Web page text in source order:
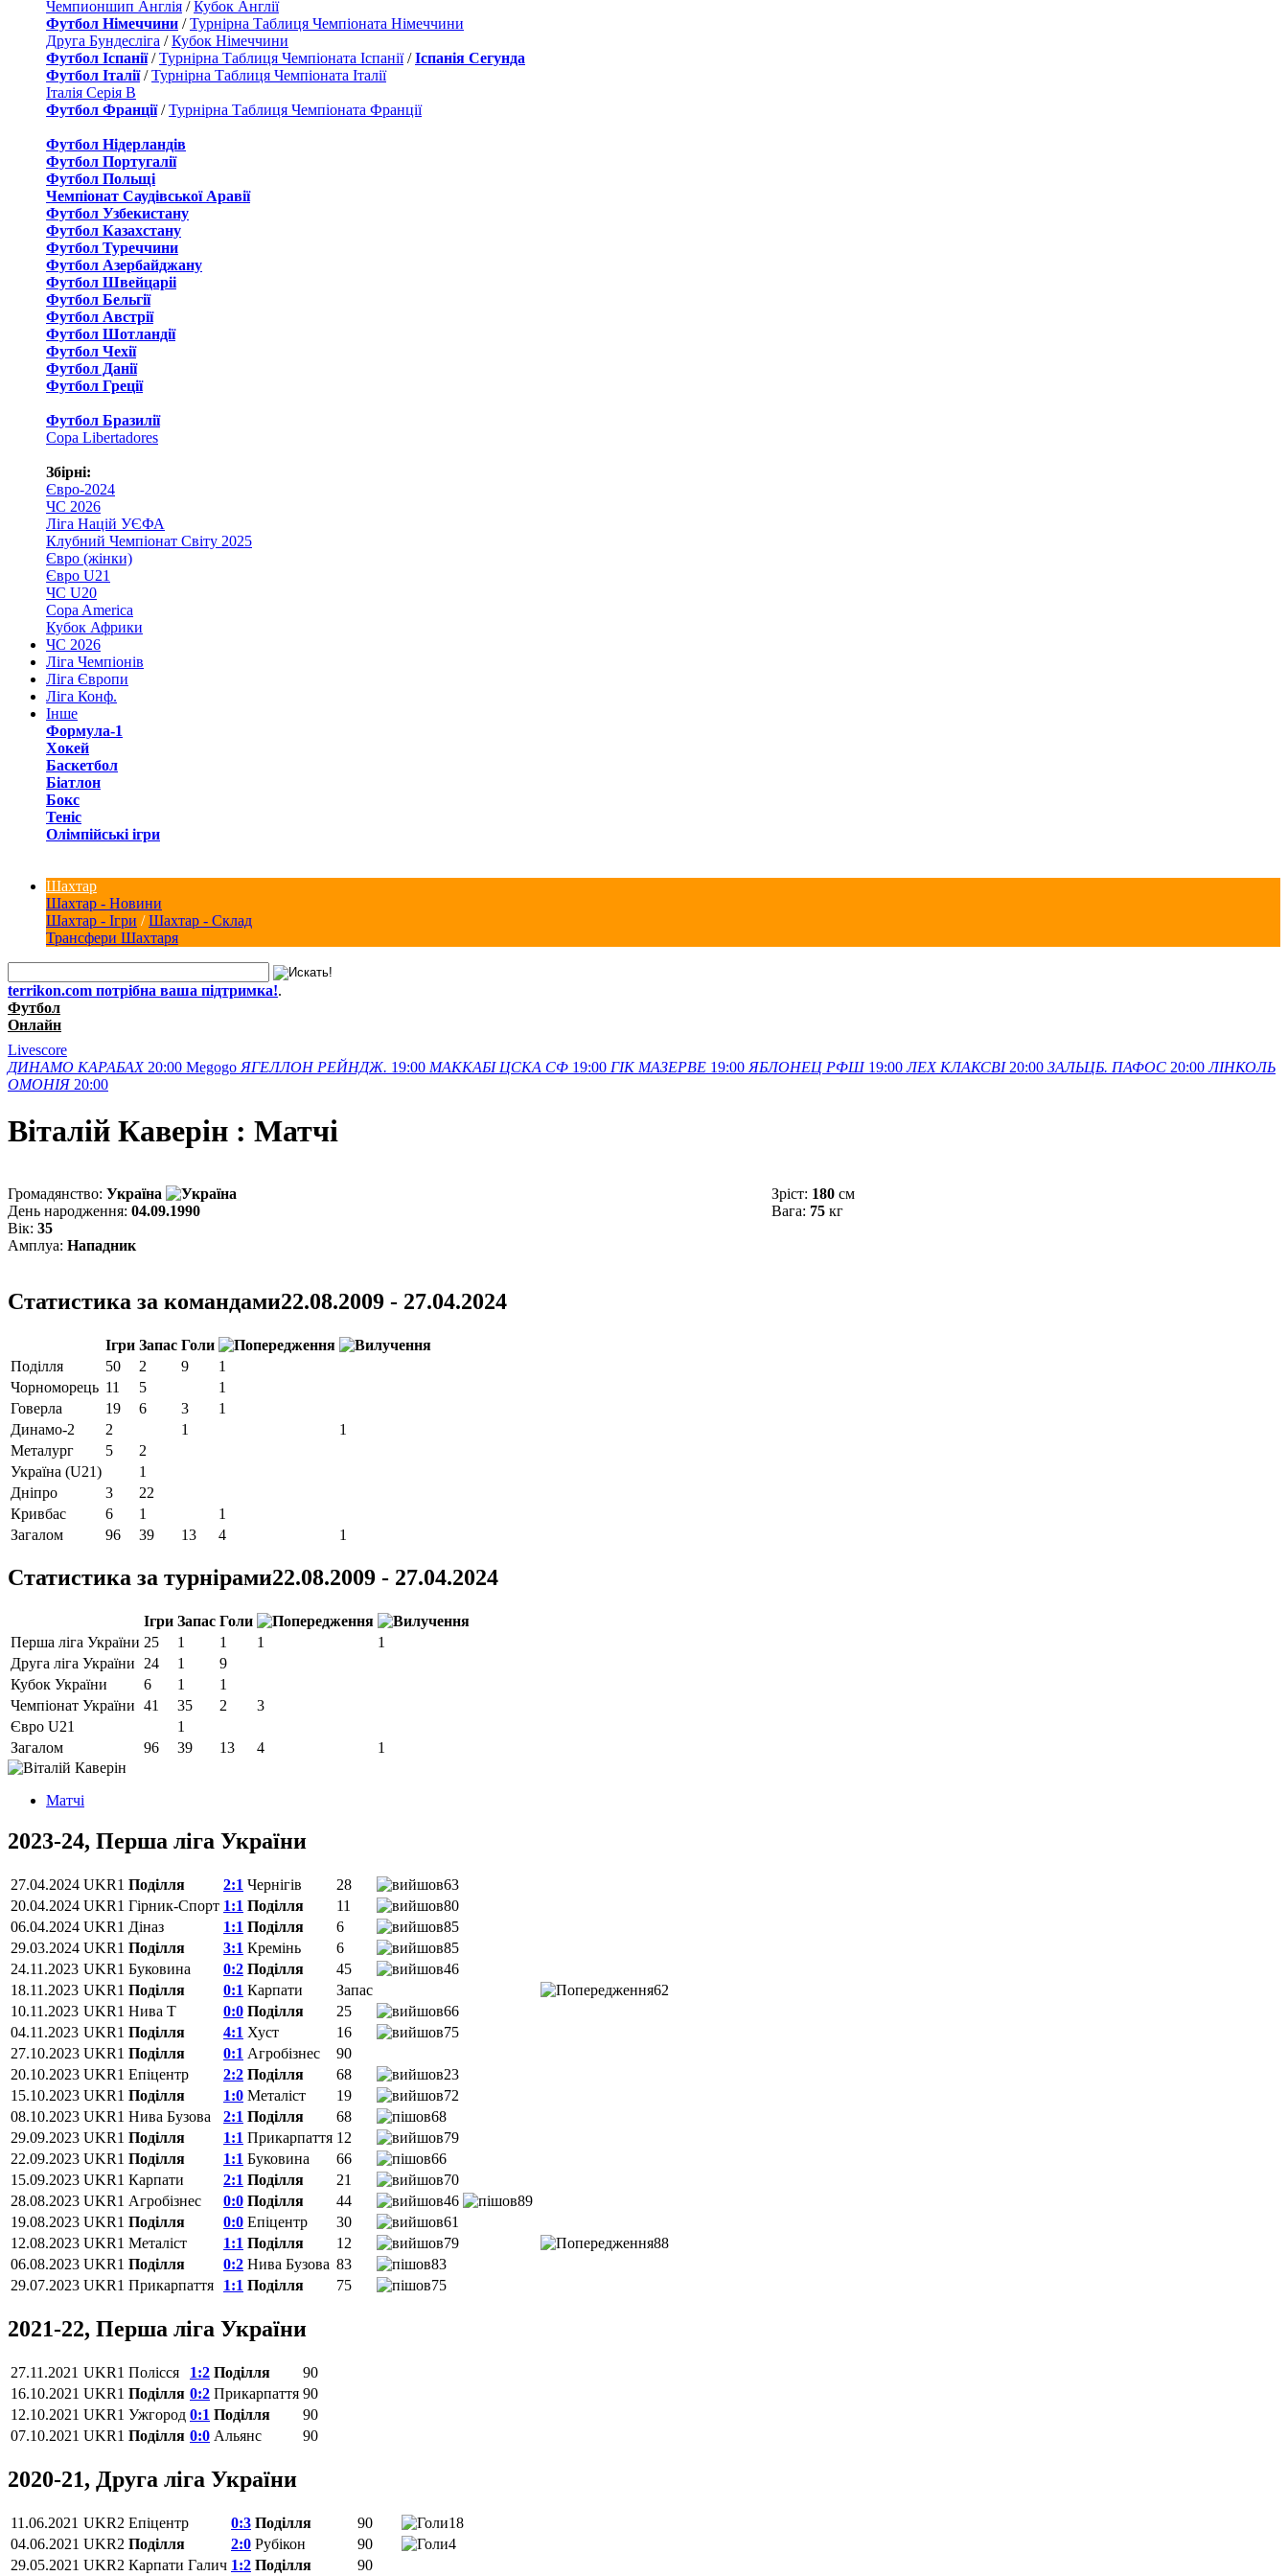
Чемпионшип Англія /Кубок Англії
Футбол Німеччини /Турнірна Таблиця Чемпіоната Німеччини
Друга Бундесліга /Кубок Німеччини
Футбол Іспанії/Турнірна Таблиця Чемпіоната Іспанії/Іспанія Сегунда
Футбол Італії/Турнірна Таблиця Чемпіоната Італії
Італія Серія B
Футбол Франції/Турнірна Таблиця Чемпіоната Франції
Футбол Нідерландiв
Футбол Португалії
Футбол Польщі
Чемпіонат Саудівської Аравії
Футбол Узбекистану
Футбол Казахстану
Футбол Туреччини
Футбол Азербайджану
Футбол Швейцаріі
Футбол Бельгії
Футбол Австрії
Футбол Шотландії
Футбол Чехії
Футбол Данії
Футбол Греції
Футбол Бразилії
Copa Libertadores
Збірні:
Євро-2024
ЧС 2026
Ліга Націй УЄФА
Клубний Чемпіонат Світу 2025
Євро (жінки)
Євро U21
ЧС U20
Copa America
Кубок Африки
ЧС 2026
Ліга Чемпіонів
Ліга Європи
Ліга Конф.
Інше
Формула-1
Хокей
Баскетбол
Біатлон
Бокс
Теніс
Олімпійські ігри
Шахтар
Шахтар - Новини
Шахтар - Ігри /Шахтар - Склад
Трансфери Шахтаря
terrikon.com потрібна ваша підтримка!.
Футбол
Онлайн
Livescore
ДИНАМО КАРАБАХ 20:00 Megogo ЯГЕЛЛОН РЕЙНДЖ. 19:00 МАККАБІ ЦСКА СФ 19:00 ГІК МАЗЕРВЕ 19:00 ЯБЛОНЕЦ РФШ 19:00 ЛЕХ КЛАКСВІ 20:00 ЗАЛЬЦБ. ПАФОС 20:00 ЛІНКОЛЬ
ОМОНІЯ 20:00
Віталій Каверін : Матчi
Громадянство: Україна
День народження: 04.09.1990
Вік: 35
Амплуа: Нападник
Зріст: 180см
Вага: 75кг
Статистика за командами22.08.2009 - 27.04.2024
Ігри Запас Голи
Поділля
50 2 9
1
Чорноморець 11 5
1
Говерла
19 6 3
1
Динамо-2
2 1
1
Металург
5
2
Україна (U21)
1
Дніпро
3
22
Кривбас
6 1
1
Загалом
96 39 13 4 1
Статистика за турнірами22.08.2009 - 27.04.2024
Ігри Запас Голи
Перша ліга України 25 1 1 1
1
Друга ліга України
24 1
9
Кубок України
6 1
1
Чемпіонат України 41 35 2
3
Євро U21
1
Загалом
96 39 13 4 1
Матчi
2023-24, Перша ліга України
27.04.2024 UKR1 Поділля 2:1 Чернігів 28
63
20.04.2024 UKR1 Гірник-Спорт 1:1 Поділля 11
80
06.04.2024 UKR1 Діназ 1:1 Поділля 6
85
29.03.2024 UKR1 Поділля 3:1 Кремінь 6
85
24.11.2023 UKR1 Буковина 0:2 Поділля 45
46
18.11.2023 UKR1 Поділля 0:1 Карпати Запас
62
10.11.2023 UKR1 Нива Т 0:0 Поділля 25
66
04.11.2023 UKR1 Поділля 4:1 Хуст 16
75
27.10.2023 UKR1 Поділля 0:1 Агробізнес
90
20.10.2023 UKR1 Епіцентр 2:2 Поділля 68
23
15.10.2023 UKR1 Поділля 1:0 Металіст 19
72
08.10.2023 UKR1 Нива Бузова 2:1 Поділля 68
68
29.09.2023 UKR1 Поділля 1:1 Прикарпаття 12
79
22.09.2023 UKR1 Поділля 1:1 Буковина 66
66
15.09.2023 UKR1 Карпати 2:1 Поділля 21
70
28.08.2023 UKR1 Агробізнес 0:0 Поділля 44 46
89
19.08.2023 UKR1 Поділля 0:0 Епіцентр 30
61
12.08.2023 UKR1 Металіст 1:1 Поділля 12 79
88
06.08.2023 UKR1 Поділля 0:2 Нива Бузова 83
83
29.07.2023 UKR1 Прикарпаття 1:1 Поділля 75 75
2021-22, Перша ліга України
27.11.2021 UKR1 Полісся 1:2 Поділля
90
16.10.2021 UKR1 Поділля 0:2 Прикарпаття 90
12.10.2021 UKR1 Ужгород 0:1 Поділля
90
07.10.2021 UKR1 Поділля 0:0 Альянс 90
2020-21, Друга ліга України
11.06.2021 UKR2 Епіцентр 0:3 Поділля 90
18
04.06.2021 UKR2 Поділля 2:0 Рубікон 90
4
29.05.2021 UKR2 Карпати Галич 1:2 Поділля
90